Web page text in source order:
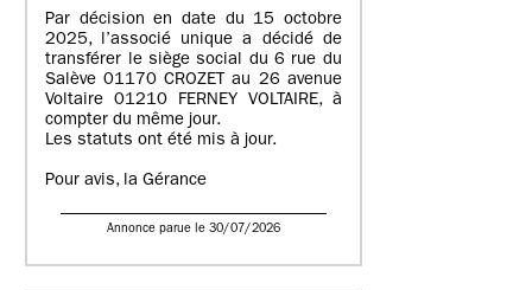
Par décision en date du 15 octobre
2025, l’associé unique a décidé de
transférer le siège social du 6 rue du
Salève 01170 CROZET au 26 avenue
Voltaire 01210 FERNEY VOLTAIRE, à
compter du même jour.
Les statuts ont été mis à jour.
Pour avis, la Gérance
Annonce parue le 30/07/2026